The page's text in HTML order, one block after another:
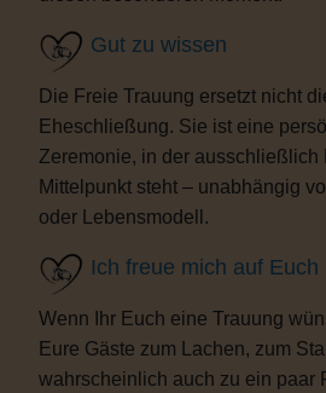
Gut zu wissen
Die Freie Trauung ersetzt nicht
Eheschließung. Sie ist eine
Zeremonie, in der ausschließlich
Mittelpunkt steht – unabhängig
oder Lebensmodell.
Ich freue mich auf Euch
Wenn Ihr Euch eine Trauung
Eure Gäste zum Lachen, zum
wahrscheinlich auch zu ein paar